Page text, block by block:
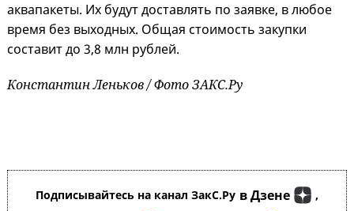
аквапакеты. Их будут доставлять по заявке, в любое
время без выходных. Общая стоимость закупки
составит до 3,8 млн рублей.
Константин Леньков / Фото ЗАКС.Ру
Подписывайтесь на канал ЗакС.Ру в Дзене ,